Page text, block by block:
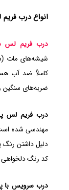
انواع درب
درب فریم لس
شیشه‌های مات
کاملاً ضد آب
ضربه‌های سنگین
درب فریم لس
مهندسی شده
دلیل داشتن رنگ
کد رنگ
درب سرویس با